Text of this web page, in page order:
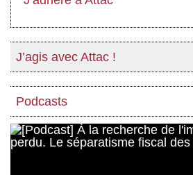
J’agis avec Attac !
Podcasts